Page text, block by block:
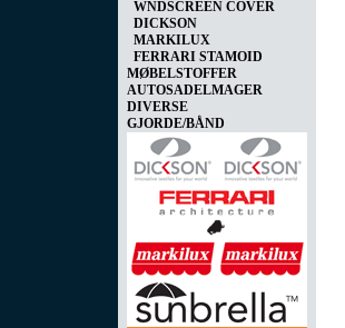
WNDSCREEN COVER
DICKSON
MARKILUX
FERRARI STAMOID
MØBELSTOFFER
AUTOSADELMAGER
DIVERSE
GJORDE/BÅND